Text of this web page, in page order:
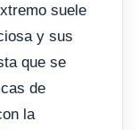
suele
y sus
que se
de
la